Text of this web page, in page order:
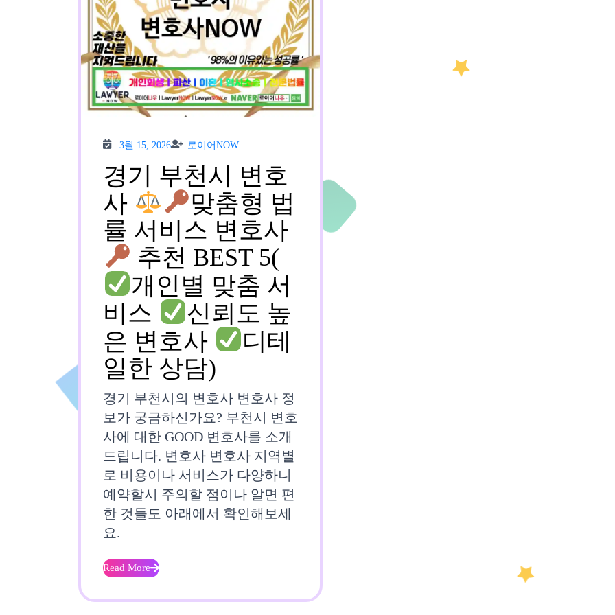
3월 15, 2026
15,
2026
로이어NOW
어
NOW
경기 부천시 변호
사
맞춤형 법
률 서비스 변호사
추천 BEST 5(
개인별 맞춤 서
비스
신뢰도 높
은 변호사
디테
일한 상담)
기
부
천
시
변
호
경기 부천시의 변호사 변호사 정
보가 궁금하신가요? 부천시 변호
사에 대한 GOOD 변호사를 소개
드립니다. 변호사 변호사 지역별
로 비용이나 서비스가 다양하니
예약할시 주의할 점이나 알면 편
한 것들도 아래에서 확인해보세
요.
Read More
Read